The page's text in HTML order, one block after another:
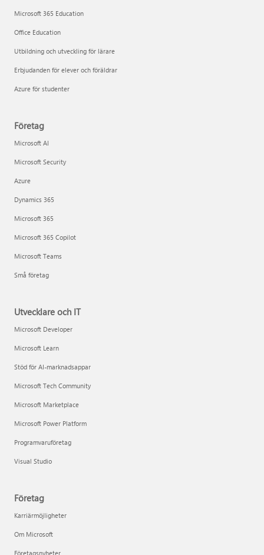
Microsoft 365 Education
Office Education
Utbildning och utveckling för lärare
Erbjudanden för elever och föräldrar
Azure för studenter
Företag
Microsoft AI
Microsoft Security
Azure
Dynamics 365
Microsoft 365
Microsoft 365 Copilot
Microsoft Teams
Små företag
Utvecklare och IT
Microsoft Developer
Microsoft Learn
Stöd för AI-marknadsappar
Microsoft Tech Community
Microsoft Marketplace
Microsoft Power Platform
Programvaruföretag
Visual Studio
Företag
Karriärmöjligheter
Om Microsoft
Företagsnyheter